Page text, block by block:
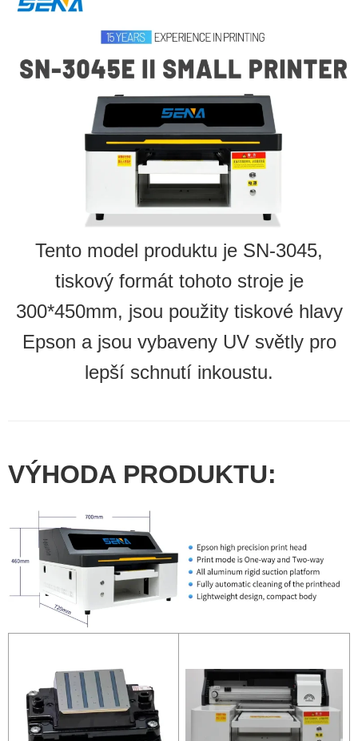
Tento model produktu je SN-3045,
tiskový formát tohoto stroje je
300*450mm, jsou použity tiskové hlavy
Epson a jsou vybaveny UV světly pro
lepší schnutí inkoustu.
VÝHODA PRODUKTU: